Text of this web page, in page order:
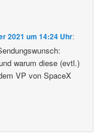
2021 um 14:24 Uhr:
warum diese (evtl.)
VP von SpaceX